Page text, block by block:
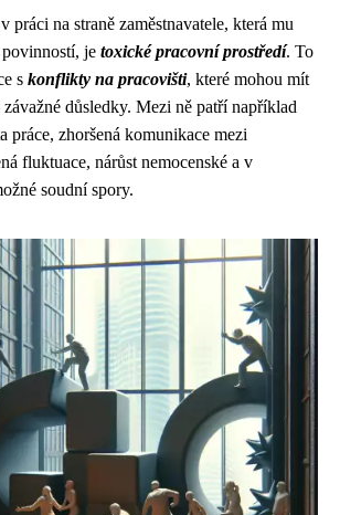
práci na straně zaměstnavatele, která mu
je toxické pracovní prostředí. To
s konflikty na pracovišti, které mohou mít
závažné důsledky. Mezi ně patří například
práce, zhoršená komunikace mezi
fluktuace, nárůst nemocenské a v
soudní spory.